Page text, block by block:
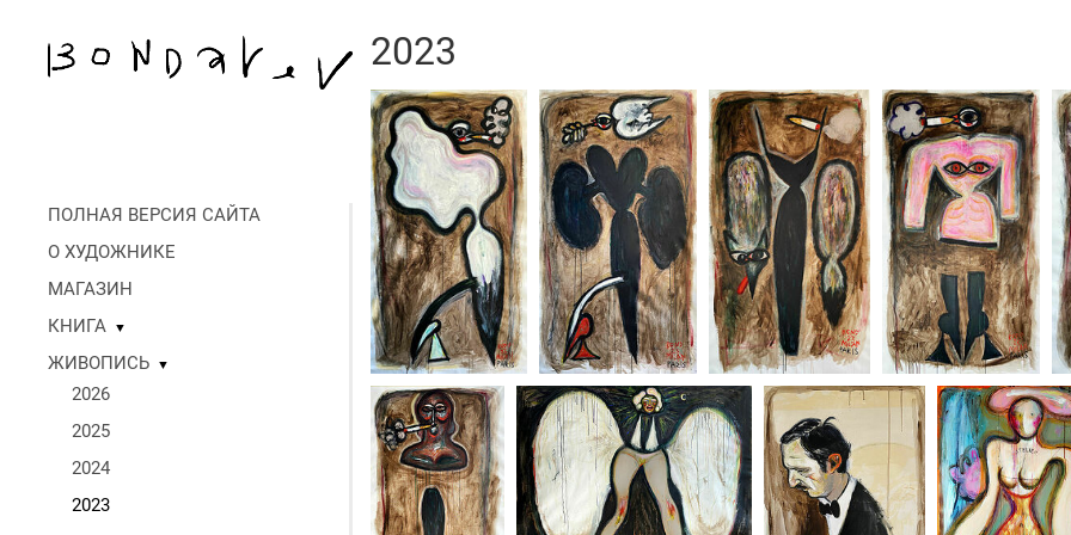
ПОЛНАЯ ВЕРСИЯ САЙТА
О ХУДОЖНИКЕ
МАГАЗИН
КНИГА
▼
ЖИВОПИСЬ ▼
2026
2025
2024
2023
2023